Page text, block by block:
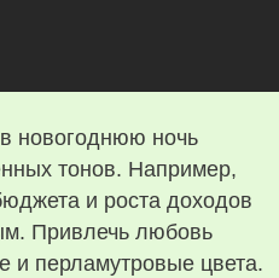
новогоднюю ночь
тонов. Например,
и роста доходов
Привлечь любовь
и перламутровые цвета.